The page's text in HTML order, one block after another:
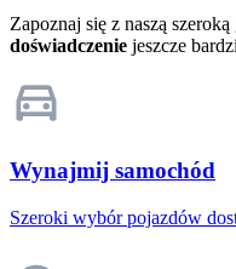
Zapoznaj się z naszą
doświadczenie jeszcze
Wynajmij samochód
Szeroki wybór pojazdów